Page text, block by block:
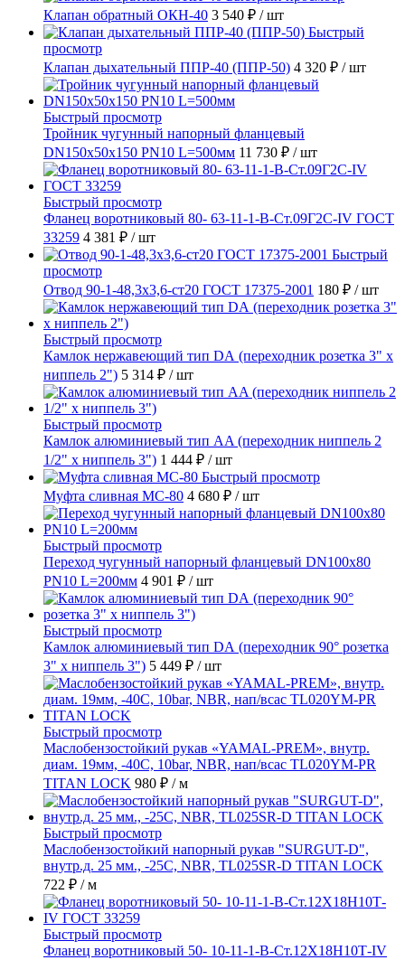
Клапан обратный ОКН-40 3 540 ₽ / шт
Быстрый
просмотр
Клапан дыхательный ППР-40 (ППР-50) 4 320 ₽ / шт
Быстрый просмотр
Тройник чугунный напорный фланцевый
DN150х50х150 PN10 L=500мм 11 730 ₽ / шт
Быстрый просмотр
Фланец воротниковый 80- 63-11-1-B-Ст.09Г2С-IV ГОСТ
33259 4 381 ₽ / шт
Быстрый
просмотр
Отвод 90-1-48,3х3,6-ст20 ГОСТ 17375-2001 180 ₽ / шт
Быстрый просмотр
Камлок нержавеющий тип DА (переходник розетка 3" х
ниппель 2") 5 314 ₽ / шт
Быстрый просмотр
Камлок алюминиевый тип AA (переходник ниппель 2
1/2" х ниппель 3") 1 444 ₽ / шт
Быстрый просмотр
Муфта сливная МС-80 4 680 ₽ / шт
Быстрый просмотр
Переход чугунный напорный фланцевый DN100х80
PN10 L=200мм 4 901 ₽ / шт
Быстрый просмотр
Камлок алюминиевый тип DА (переходник 90° розетка
3" х ниппель 3") 5 449 ₽ / шт
Быстрый просмотр
Маслобензостойкий рукав «YAMAL-PREM», внутр.
диам. 19мм, -40C, 10bar, NBR, нап/всас TL020YM-PR
TITAN LOCK 980 ₽ / м
Быстрый просмотр
Маслобензостойкий напорный рукав "SURGUT-D",
внутр.д. 25 мм., -25C, NBR, TL025SR-D TITAN LOCK
722 ₽ / м
Быстрый просмотр
Фланец воротниковый 50- 10-11-1-B-Ст.12Х18Н10Т-IV